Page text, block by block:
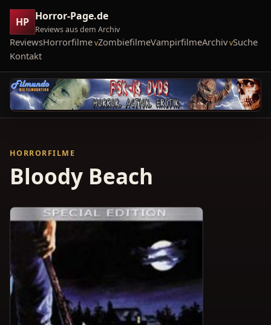
HP Horror-Page.de
Reviews aus dem Archiv
ReviewsHorrorfilme ZombiefilmeVampirfilmeArchiv Suche
Kontakt
HORRORFILME
Bloody Beach